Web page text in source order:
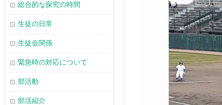
総合的な探究の時間
生徒の日常
生徒会関係
緊急時の対応について
部活動
部活紹介